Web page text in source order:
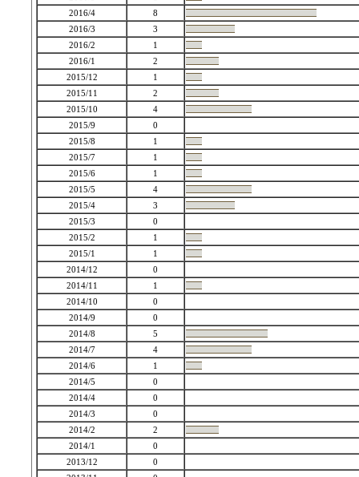
2016/4
8
2016/3
3
2016/2
1
2016/1
2
2015/12
1
2015/11
2
2015/10
4
2015/9
0
2015/8
1
2015/7
1
2015/6
1
2015/5
4
2015/4
3
2015/3
0
2015/2
1
2015/1
1
2014/12
0
2014/11
1
2014/10
0
2014/9
0
2014/8
5
2014/7
4
2014/6
1
2014/5
0
2014/4
0
2014/3
0
2014/2
2
2014/1
0
2013/12
0